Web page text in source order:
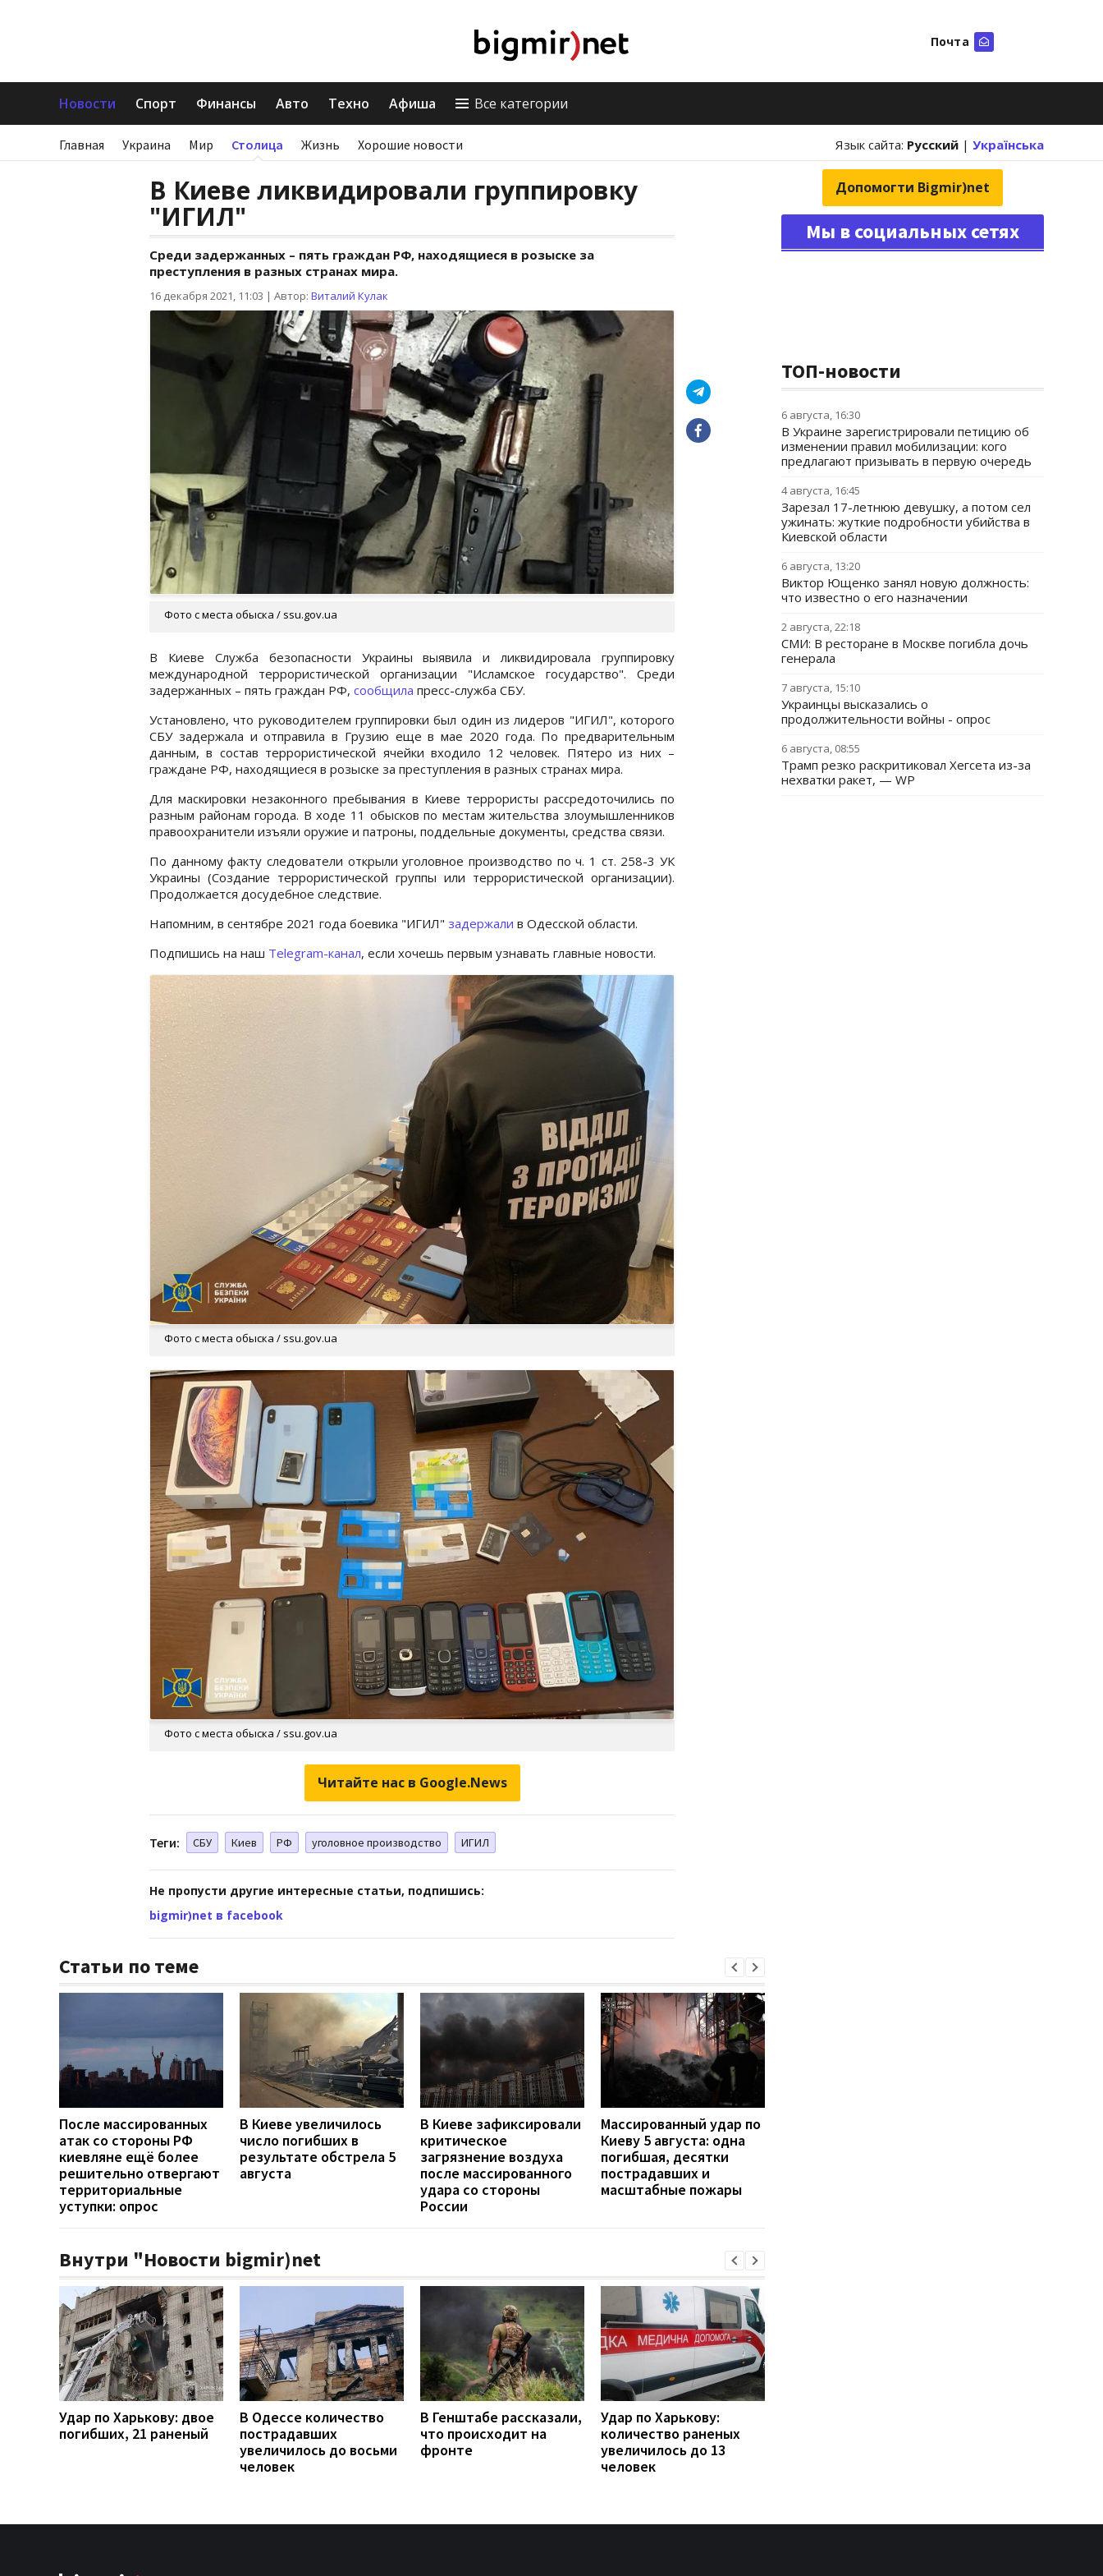
Почта
Новости Спорт Финансы Авто Техно Афиша Все категории
Главная Украина Мир Столица Жизнь Хорошие новости Язык сайта: Русский | Українська
В Киеве ликвидировали группировку
"ИГИЛ"
Среди задержанных – пять граждан РФ, находящиеся в розыске за
преступления в разных странах мира.
16 декабря 2021, 11:03 | Автор: Виталий Кулак
Фото с места обыска / ssu.gov.ua
В Киеве Служба безопасности Украины выявила и ликвидировала группировку
международной террористической организации "Исламское государство". Среди
задержанных – пять граждан РФ, сообщила пресс-служба СБУ.
Установлено, что руководителем группировки был один из лидеров "ИГИЛ", которого
СБУ задержала и отправила в Грузию еще в мае 2020 года. По предварительным
данным, в состав террористической ячейки входило 12 человек. Пятеро из них –
граждане РФ, находящиеся в розыске за преступления в разных странах мира.
Для маскировки незаконного пребывания в Киеве террористы рассредоточились по
разным районам города. В ходе 11 обысков по местам жительства злоумышленников
правоохранители изъяли оружие и патроны, поддельные документы, средства связи.
По данному факту следователи открыли уголовное производство по ч. 1 ст. 258-3 УК
Украины (Создание террористической группы или террористической организации).
Продолжается досудебное следствие.
Напомним, в сентябре 2021 года боевика "ИГИЛ" задержали в Одесской области.
Подпишись на наш Telegram-канал, если хочешь первым узнавать главные новости.
Фото с места обыска / ssu.gov.ua
Фото с места обыска / ssu.gov.ua
Читайте нас в Google.News
Теги: СБУ Киев РФ уголовное производство ИГИЛ
Не пропусти другие интересные статьи, подпишись:
bigmir)net в facebook
Статьи по теме
После массированных
атак со стороны РФ
киевляне ещё более
решительно отвергают
территориальные
уступки: опрос
В Киеве увеличилось
число погибших в
результате обстрела 5
августа
В Киеве зафиксировали
критическое
загрязнение воздуха
после массированного
удара со стороны
России
Массированный удар по
Киеву 5 августа: одна
погибшая, десятки
пострадавших и
масштабные пожары
Внутри "Новости bigmir)net
Удар по Харькову: двое
погибших, 21 раненый
В Одессе количество
пострадавших
увеличилось до восьми
человек
В Генштабе рассказали,
что происходит на
фронте
Удар по Харькову:
количество раненых
увеличилось до 13
человек
Допомогти Bigmir)net
Мы в социальных сетях
ТОП-новости
6 августа, 16:30
В Украине зарегистрировали петицию об
изменении правил мобилизации: кого
предлагают призывать в первую очередь
4 августа, 16:45
Зарезал 17-летнюю девушку, а потом сел
ужинать: жуткие подробности убийства в
Киевской области
6 августа, 13:20
Виктор Ющенко занял новую должность:
что известно о его назначении
2 августа, 22:18
СМИ: В ресторане в Москве погибла дочь
генерала
7 августа, 15:10
Украинцы высказались о
продолжительности войны - опрос
6 августа, 08:55
Трамп резко раскритиковал Хегсета из-за
нехватки ракет, — WP